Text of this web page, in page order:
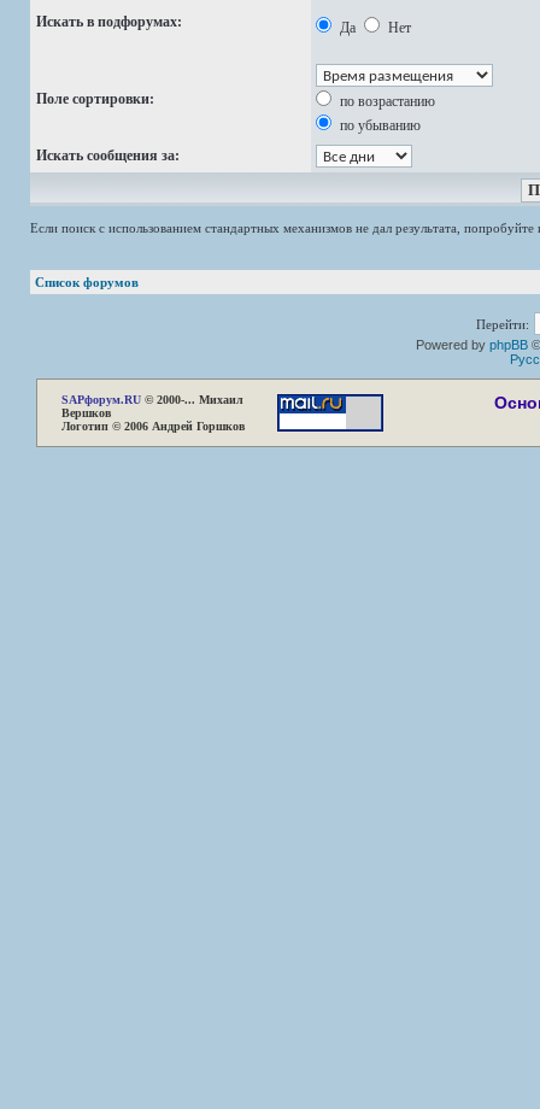
Искать в подфорумах:
Да Нет
Поле сортировки:
по возрастанию
по убыванию
Искать сообщения за:
Если поиск с использованием стандартных механизмов не дал результата,
Список форумов
Перейти:
Powered by phpBB
SAPфорум.RU © 2000-... Михаил
Вершков
Логотип © 2006 Андрей Горшков